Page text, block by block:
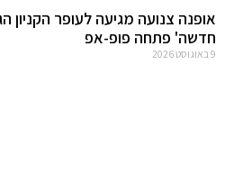
אופנה צנועה מגיעה לעופר
חדשה' פתחה פופ-אפ
9 באוגוסט 2026